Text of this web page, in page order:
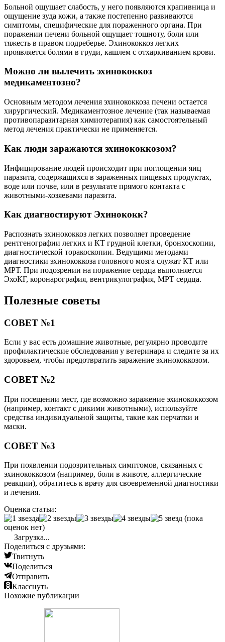
Больной ощущает слабость, у него появляются крапивница и
ощущение зуда кожи, а также постепенно развиваются
симптомы, специфические для пораженного органа. При
поражении печени больной ощущает тошноту, боли или
тяжесть в правом подреберье. Эхинококкоз легких
проявляется болями в груди, кашлем с отхаркиванием крови.
Можно ли вылечить эхинококкоз
медикаментозно?
Основным методом лечения эхинококкоза печени остается
хирургический. Медикаментозное лечение (так называемая
противопаразитарная химиотерапия) как самостоятельный
метод лечения практически не применяется.
Как люди заражаются эхинококкозом?
Инфицирование людей происходит при поглощении яиц
паразита, содержащихся в зараженных пищевых продуктах,
воде или почве, или в результате прямого контакта с
животными-хозяевами паразита.
Как диагностируют Эхинококк?
Распознать эхинококкоз легких позволяет проведение
рентгенографии легких и КТ грудной клетки, бронхоскопии,
диагностической торакоскопии. Ведущими методами
диагностики эхинококкоза головного мозга служат КТ или
МРТ. При подозрении на поражение сердца выполняется
ЭхоКГ, коронарография, вентрикулография, МРТ сердца.
Полезные советы
СОВЕТ №1
Если у вас есть домашние животные, регулярно проводите
профилактические обследования у ветеринара и следите за их
здоровьем, чтобы предотвратить заражение эхинококкозом.
СОВЕТ №2
При посещении мест, где возможно заражение эхинококкозом
(например, контакт с дикими животными), используйте
средства индивидуальной защиты, такие как перчатки и
маски.
СОВЕТ №3
При появлении подозрительных симптомов, связанных с
эхинококкозом (например, боли в животе, аллергические
реакции), обратитесь к врачу для своевременной диагностики
и лечения.
Оценка статьи:
(пока
оценок нет)
Загрузка...
Поделиться с друзьями:
Твитнуть
Поделиться
Отправить
Класснуть
Похожие публикации